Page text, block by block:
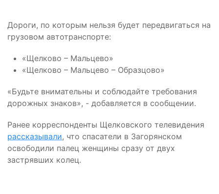
Дороги, по которым нельзя будет передвигаться на
грузовом автотранспорте:
«Щелково – Мальцево»
«Щелково – Мальцево – Образцово»
«Будьте внимательны и соблюдайте требования
дорожных знаков», - добавляется в сообщении.
Ранее корреспонденты Щелковского телевидения
рассказывали, что спасатели в Загорянском
освободили палец женщины сразу от двух
застрявших колец.